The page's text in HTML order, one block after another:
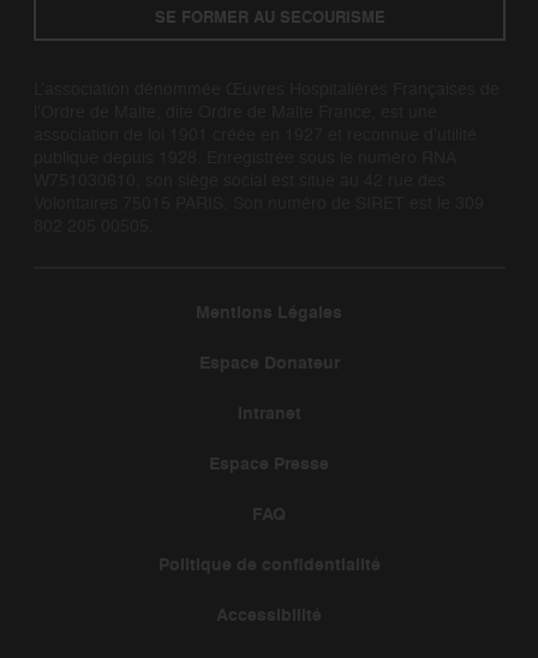
SE FORMER AU SECOURISME
Mentions Légales
Espace Donateur
Intranet
Espace Presse
FAQ
Politique de confidentialité
Accessibilité